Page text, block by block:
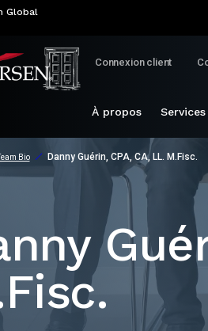
Global
Connexion client
À propos Services
Bio Danny Guérin, CPA, CA, LL. M.Fisc.